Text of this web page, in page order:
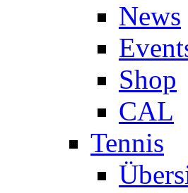
News
Shop
CAL
Tennis